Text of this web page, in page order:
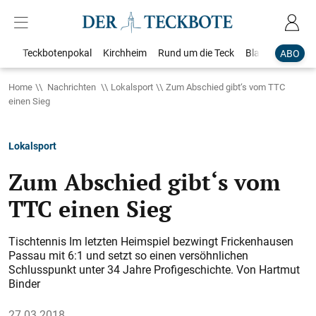
ABO
Teckbotenpokal Kirchheim Rund um die Teck Blaulicht
Home Nachrichten Lokalsport
Zum Abschied gibt‘s vom TTC
einen Sieg
Lokalsport
Zum Abschied gibt‘s vom
TTC einen Sieg
Tischtennis Im letzten Heimspiel bezwingt Frickenhausen
Passau mit 6:1 und setzt so einen versöhnlichen
Schlusspunkt unter 34 Jahre Profigeschichte. Von Hartmut
Binder